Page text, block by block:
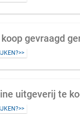
gevraagd
uitgeverij te